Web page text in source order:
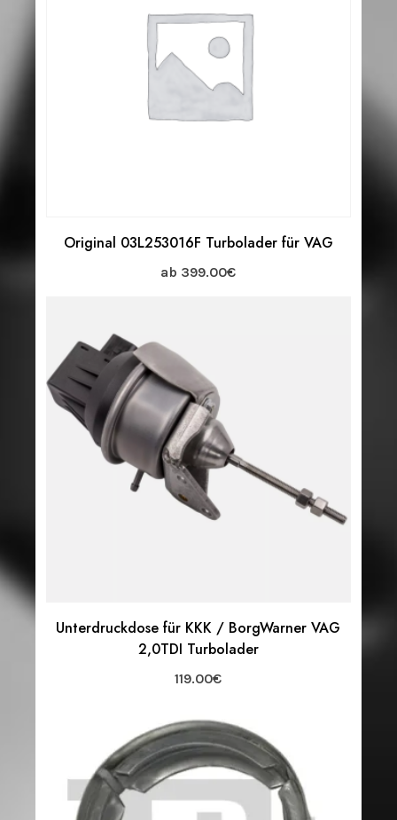
Original 03L253016F Turbolader für VAG
ab 399.00€
Unterdruckdose für KKK / BorgWarner VAG
2,0TDI Turbolader
119.00€